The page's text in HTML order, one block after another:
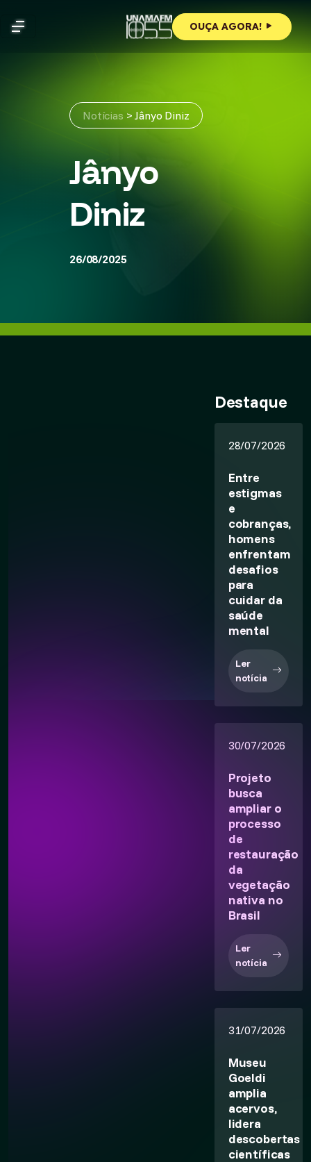
OUÇA AGORA!
Notícias >Jânyo Diniz
Jânyo
Diniz
26/08/2025
Destaque
28/07/2026
Entre
estigmas
e
cobranças,
homens
enfrentam
desafios
para
cuidar da
saúde
mental
Ler
notícia
30/07/2026
Projeto
busca
ampliar o
processo
de
restauração
da
vegetação
nativa no
Brasil
Ler
notícia
31/07/2026
Museu
Goeldi
amplia
acervos,
lidera
descobertas
científicas